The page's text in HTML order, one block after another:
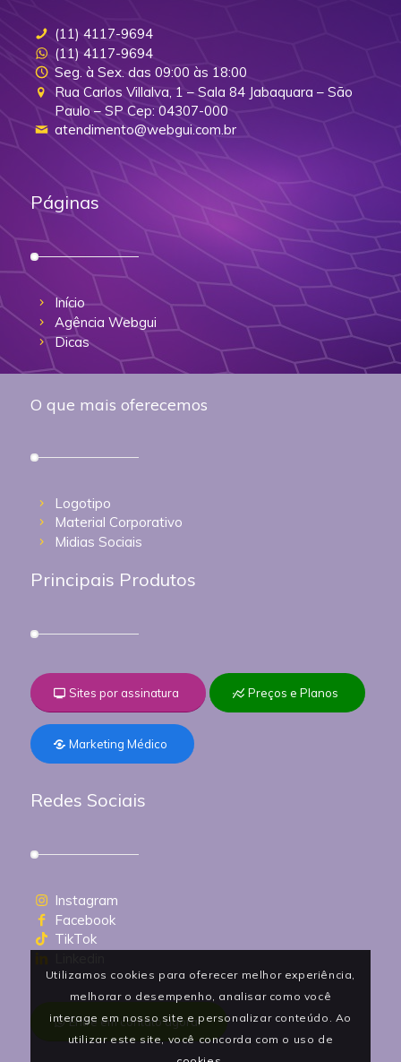
(11) 4117-9694
(11) 4117-9694
Seg. à Sex. das 09:00 às 18:00
Rua Carlos Villalva, 1 – Sala 84 Jabaquara – São
Paulo – SP Cep: 04307-000
atendimento@webgui.com.br
Páginas
Início
Agência Webgui
Dicas
O que mais oferecemos
Logotipo
Material Corporativo
Midias Sociais
Principais Produtos
Sites por assinatura Preços e Planos
Marketing Médico
Redes Sociais
Instagram
Facebook
TikTok
Entre em contato agora!
Utilizamos cookies para oferecer melhor experiência,
melhorar o desempenho, analisar como você
interage em nosso site e personalizar conteúdo. Ao
utilizar este site, você concorda com o uso de